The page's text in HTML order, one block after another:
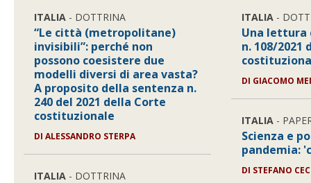
ITALIA - DOTTRINA
“Le città (metropolitane)
invisibili”: perché non
possono coesistere due
modelli diversi di area vasta?
A proposito della sentenza n.
240 del 2021 della Corte
costituzionale
DIALESSANDRO STERPA
ITALIA - DOTTRINA
ITALIA -
Una lettura
n. 108/2021
DI GIACOMO
ITALIA -
Scienza e
pandemia:
DI STEFANO